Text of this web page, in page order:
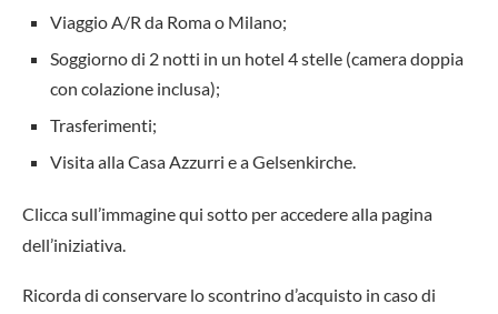
Viaggio A/R da Roma o Milano;
Soggiorno di 2 notti in un hotel 4 stelle (camera doppia
con colazione inclusa);
Trasferimenti;
Visita alla Casa Azzurri e a Gelsenkirche.
Clicca sull’immagine qui sotto per accedere alla pagina
dell’iniziativa.
Ricorda di conservare lo scontrino d’acquisto in caso di